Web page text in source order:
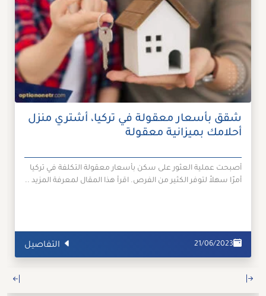
شقق بأسعار معقولة في تركيا، أشتري منزل
أحلامك بميزانية معقولة
أصبحت عملية العثور على سكن بأسعار معقولة التكلفة في تركيا
أمرًا سهلاً لتوفر الكثير من الفرص. اقرأ هذا المقال لمعرفة المزيد ..
21/06/2023 التفاصيل